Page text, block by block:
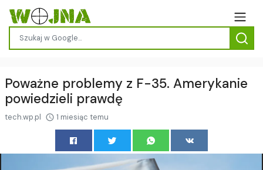
Poważne problemy z F-35. Amerykanie
powiedzieli prawdę
tech.wp.pl 1 miesiąc temu